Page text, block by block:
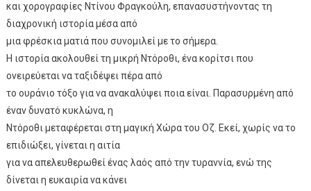
και χορογραφίες Ντίνου Φραγκούλη, επανασυστήνοντας τη
διαχρονική ιστορία μέσα από
μια φρέσκια ματιά που συνομιλεί με το σήμερα.
Η ιστορία ακολουθεί τη μικρή Ντόροθι, ένα κορίτσι που
ονειρεύεται να ταξιδέψει πέρα από
το ουράνιο τόξο για να ανακαλύψει ποια είναι. Παρασυρμένη από
έναν δυνατό κυκλώνα, η
Ντόροθι μεταφέρεται στη μαγική Χώρα του Οζ. Εκεί, χωρίς να το
επιδιώξει, γίνεται η αιτία
για να απελευθερωθεί ένας λαός από την τυραννία, ενώ της
δίνεται η ευκαιρία να κάνει